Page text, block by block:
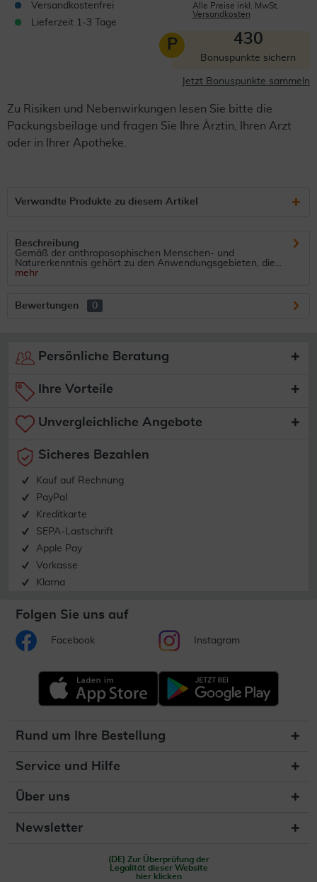
Versandkostenfrei
Lieferzeit 1-3 Tage
Alle Preise inkl. MwSt.
Versandkosten
P 430
Bonuspunkte sichern
Jetzt Bonuspunkte sammeln
Zu Risiken und Nebenwirkungen lesen Sie bitte die
Packungsbeilage und fragen Sie Ihre Ärztin, Ihren Arzt
oder in Ihrer Apotheke.
Verwandte Produkte zu diesem Artikel
Beschreibung
Gemäß der anthroposophischen Menschen- und
Naturerkenntnis gehört zu den Anwendungsgebieten, die...
mehr
Bewertungen 0
Persönliche Beratung
Ihre Vorteile
Unvergleichliche Angebote
Sicheres Bezahlen
Kauf auf Rechnung
PayPal
Kreditkarte
SEPA-Lastschrift
Apple Pay
Vorkasse
Klarna
Folgen Sie uns auf
Facebook Instagram
Rund um Ihre Bestellung
Service und Hilfe
Über uns
Newsletter
(DE) Zur Überprüfung der
Legalität dieser Website
hier klicken